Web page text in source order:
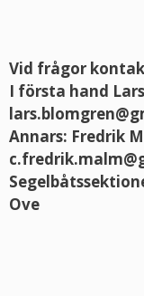
Vid frågor
I första hand
Annars: Fredrik
Ove